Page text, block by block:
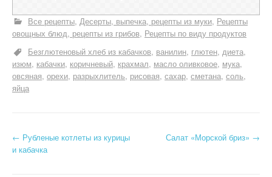
Все рецепты Десерты, выпечка, рецепты из муки Рецепты
овощных блюд, рецепты из грибов Рецепты по виду продуктов
Безглютеновый хлеб из кабачков ванилин глютен диета
изюм кабачки коричневый крахмал масло оливковое мука
овсяная орехи разрыхлитель рисовая сахар сметана соль
яйца
Н
← Рубленые котлеты из курицы
и кабачка
Салат «Морской бриз» →